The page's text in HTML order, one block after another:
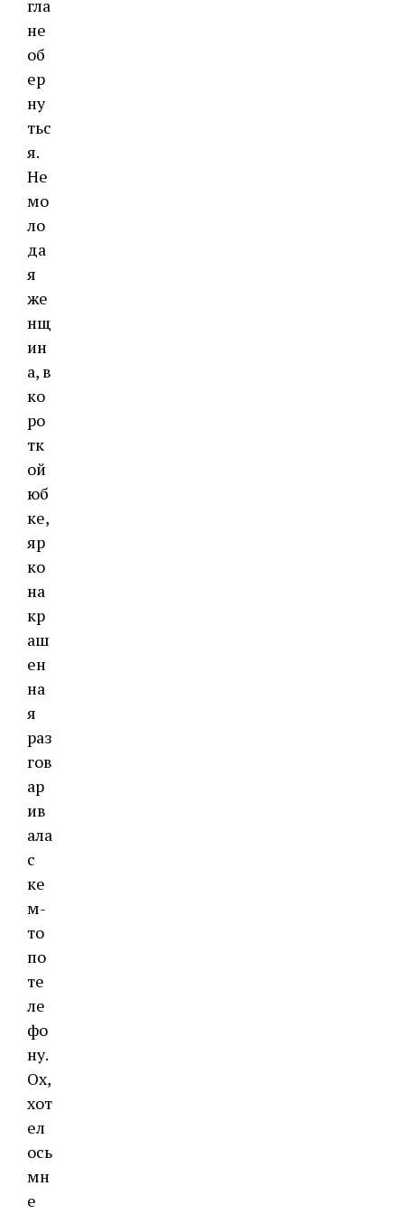
гла
не
об
ер
ну
тьс
я.
Не
мо
ло
да
я
же
нщ
ин
а, в
ко
ро
тк
ой
юб
ке,
яр
ко
на
кр
аш
ен
на
я
раз
гов
ар
ив
ала
с
ке
м-
то
по
те
ле
фо
ну.
Ох,
хот
ел
ось
мн
е